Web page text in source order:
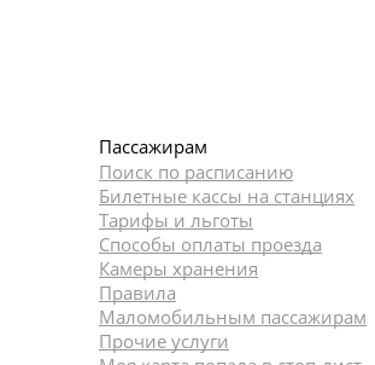
Пассажирам
Поиск по расписанию
Билетные кассы на станциях
Тарифы и льготы
Способы оплаты проезда
Камеры хранения
Правила
Маломобильным пассажирам
Прочие услуги